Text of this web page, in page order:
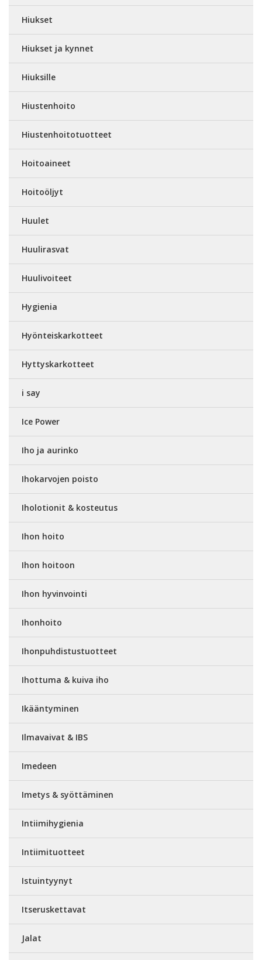
Hiukset
Hiukset ja kynnet
Hiuksille
Hiustenhoito
Hiustenhoitotuotteet
Hoitoaineet
Hoitoöljyt
Huulet
Huulirasvat
Huulivoiteet
Hygienia
Hyönteiskarkotteet
Hyttyskarkotteet
i say
Ice Power
Iho ja aurinko
Ihokarvojen poisto
Iholotionit & kosteutus
Ihon hoito
Ihon hoitoon
Ihon hyvinvointi
Ihonhoito
Ihonpuhdistustuotteet
Ihottuma & kuiva iho
Ikääntyminen
Ilmavaivat & IBS
Imedeen
Imetys & syöttäminen
Intiimihygienia
Intiimituotteet
Istuintyynyt
Itseruskettavat
Jalat